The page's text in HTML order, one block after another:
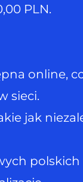
PLN.
online,
sieci.
jak